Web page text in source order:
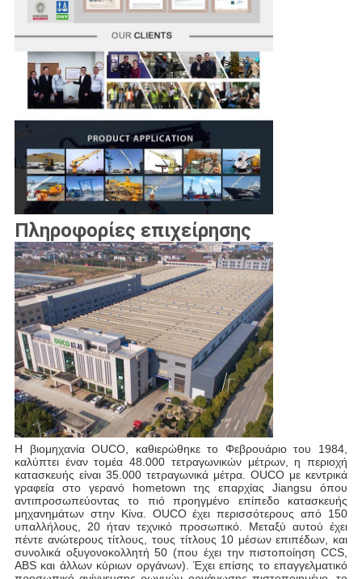
Πληροφορίες επιχείρησης
Η βιομηχανία OUCO, καθιερώθηκε το Φεβρουάριο του 1984,
καλύπτει έναν τομέα 48.000 τετραγωνικών μέτρων, η περιοχή
κατασκευής είναι 35.000 τετραγωνικά μέτρα. OUCO με κεντρικά
γραφεία στο γερανό hometown της επαρχίας Jiangsu όπου
αντιπροσωπεύοντας το πιό προηγμένο επίπεδο κατασκευής
μηχανημάτων στην Κίνα. OUCO έχει περισσότερους από 150
υπαλλήλους, 20 ήταν τεχνικό προσωπικό. Μεταξύ αυτού έχει
πέντε ανώτερους τίτλους, τους τίτλους 10 μέσων επιπέδων, και
συνολικά οξυγονοκολλητή 50 (που έχει την πιστοποίηση CCS,
ABS και άλλων κύριων οργάνων). Έχει επίσης το επαγγελματικό